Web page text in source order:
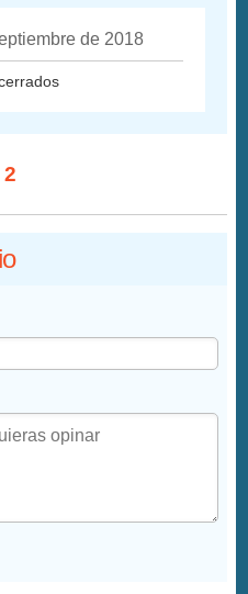
de 2018
2